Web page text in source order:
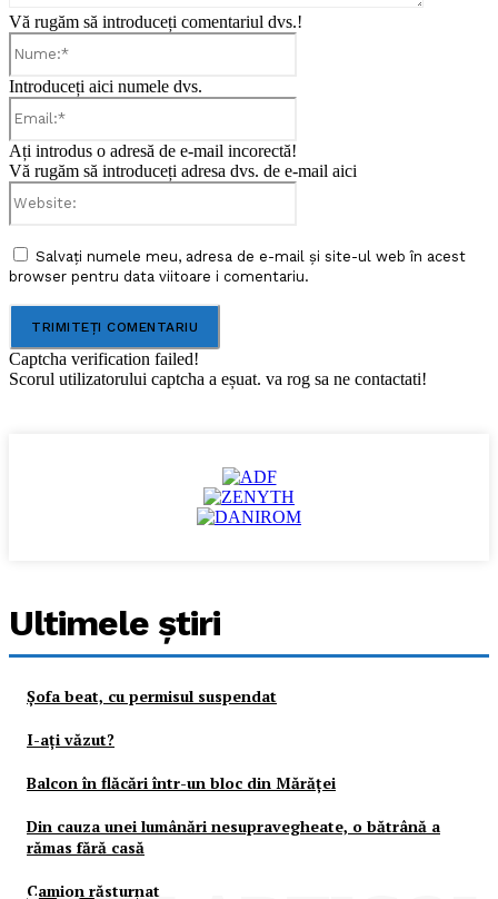
Vă rugăm să introduceți comentariul dvs.!
Introduceți aici numele dvs.
Ați introdus o adresă de e-mail incorectă!
Vă rugăm să introduceți adresa dvs. de e-mail aici
Salvați numele meu, adresa de e-mail și site-ul web în acest
browser pentru data viitoare i comentariu.
Captcha verification failed!
Scorul utilizatorului captcha a eșuat. va rog sa ne contactati!
Ultimele ştiri
Şofa beat, cu permisul suspendat
I-aţi văzut?
Balcon în flăcări într-un bloc din Mărăţei
Din cauza unei lumânări nesupravegheate, o bătrână a
rămas fără casă
Camion răsturnat